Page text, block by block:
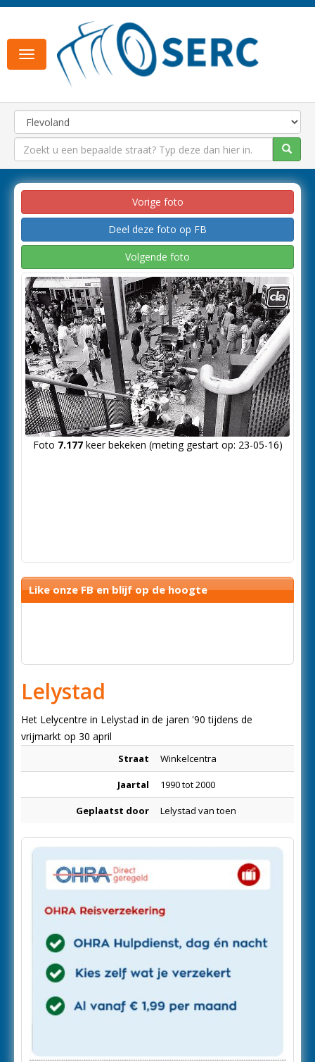
Toggle
navigation
Vorige foto
Deel deze foto op FB
Volgende foto
Foto 7.177keer bekeken (meting gestart op: 23-05-16)
Like onze FB en blijf op de hoogte
Lelystad
Het Lelycentre in Lelystad in de jaren '90 tijdens de
vrijmarkt op 30 april
Straat Winkelcentra
Jaartal 1990 tot 2000
Geplaatst door Lelystad van toen